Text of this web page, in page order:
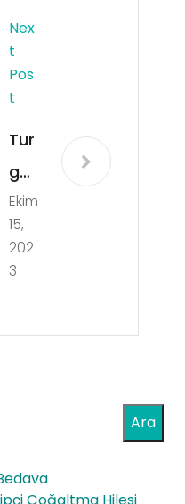
Nex
T
Pos
T
Tur
gut
lu
Vaji
na
azl
asti
Ekim
15,
202
3
Ara